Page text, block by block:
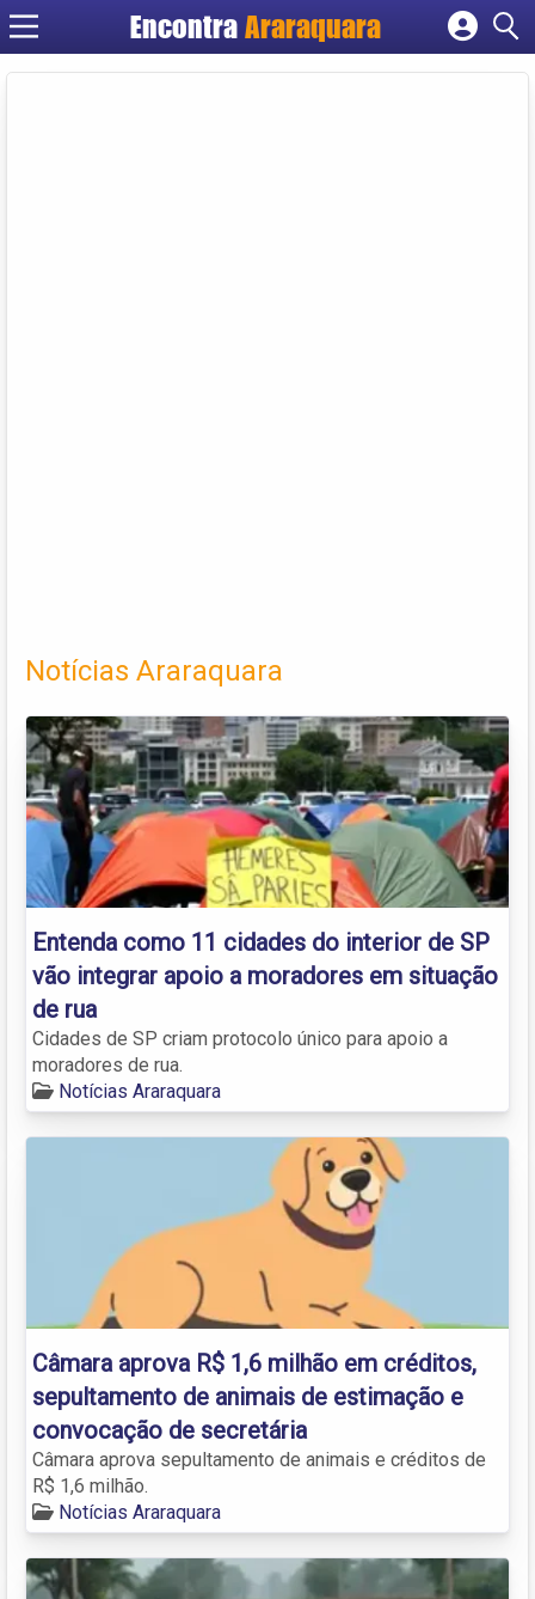
EncontraAraraquara
Cadastrar empresa
Notícias Araraquara
Entenda como 11 cidades do interior de SP
vão integrar apoio a moradores em situação
de rua
Cidades de SP criam protocolo único para apoio a
moradores de rua.
Notícias Araraquara
Câmara aprova R$ 1,6 milhão em créditos,
sepultamento de animais de estimação e
convocação de secretária
Câmara aprova sepultamento de animais e créditos de
R$ 1,6 milhão.
Notícias Araraquara